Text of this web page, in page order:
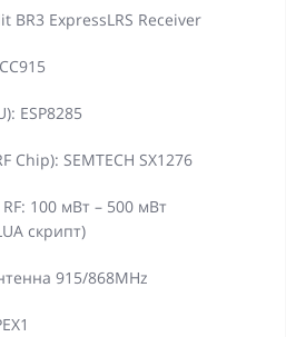
BR3 ExpressLRS Receiver
ESP8285
Chip): SEMTECH SX1276
100 мВт – 500 мВт
скрипт)
915/868MHz